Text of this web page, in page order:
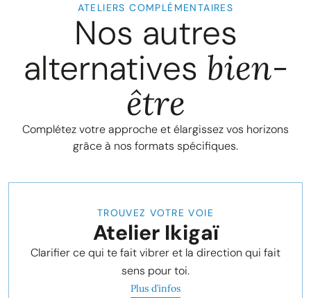
ATELIERS COMPLÉMENTAIRES
Nos autres
alternatives bien-
être
Complétez votre approche et élargissez vos horizons
grâce à nos formats spécifiques.
TROUVEZ VOTRE VOIE
Atelier Ikigaï
Clarifier ce qui te fait vibrer et la direction qui fait
sens pour toi.
Plus d’infos